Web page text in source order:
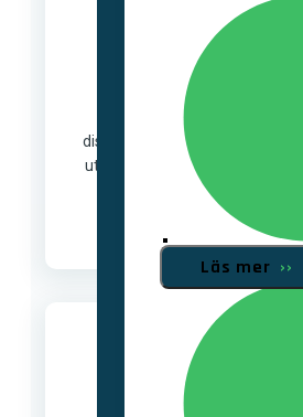
SCADA-system
Transmission &
Vi levererar
distributionsledningar från 0,4
utför kabelförläggning,
spänningsnivåer upp till
Läs mer ››